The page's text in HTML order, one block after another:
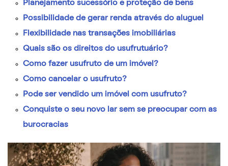
Planejamento sucessório e proteção de bens
Possibilidade de gerar renda através do aluguel
Flexibilidade nas transações imobiliárias
Quais são os direitos do usufrutuário?
Como fazer usufruto de um imóvel?
Como cancelar o usufruto?
Pode ser vendido um imóvel com usufruto?
Conquiste o seu novo lar sem se preocupar com as
burocracias